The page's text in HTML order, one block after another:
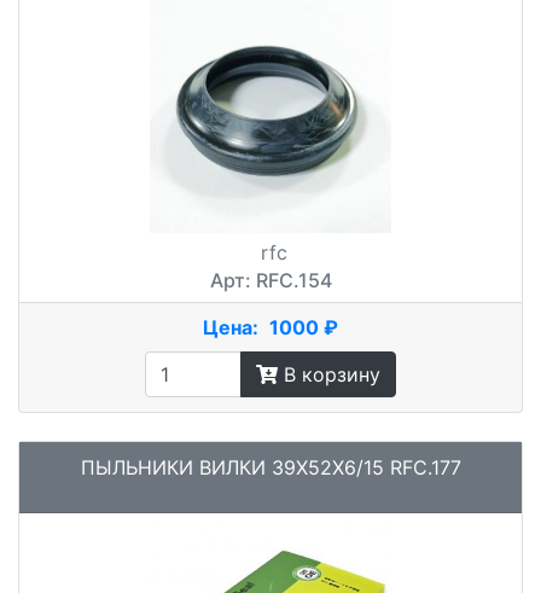
rfc
Арт: RFC.154
Цена: 1000 ₽
В корзину
ПЫЛЬНИКИ ВИЛКИ 39X52X6/15 RFC.177